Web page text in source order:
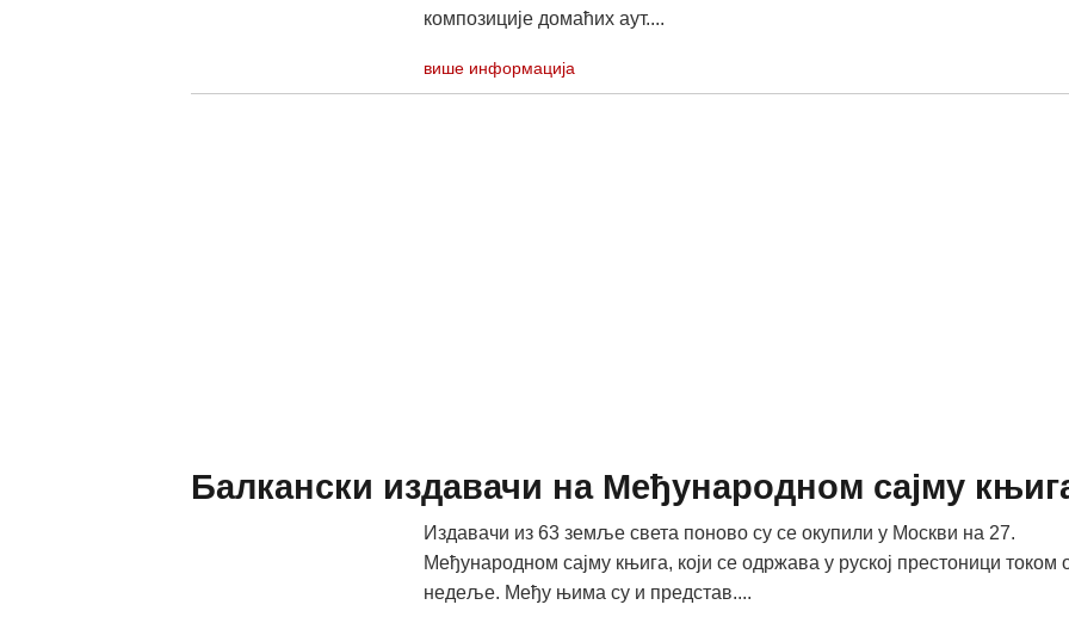
композиције домаћих аут....
више информација
Балкански издавачи на Међународном сајму
Издавачи из 63 земље света поново су се окупили у Москви на 27.
Међународном сајму књига, који се одржава у руској престоници током
недеље. Међу њима су и представ....